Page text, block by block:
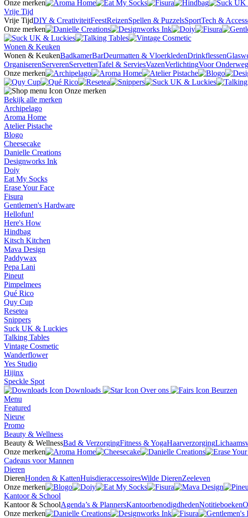
Onze merken
Vrije Tijd
Vrije TijdDIY & CreativiteitFeestReizenSpellen & PuzzelsSportTech &
Onze merken
Wonen & Keuken
Wonen & KeukenBadkamerBarDeurmatten & VloerkledenDrinkflessen
OrganiserenServerenServettenTafel & ServiesVazenVerlichtingVoor Onderweg
Onze merken
Onze merken
Bekijk alle merken
Archipelago
Aroma Home
Atelier Pistache
Blogo
Cheesecake
Danielle Creations
Designworks Ink
Doiy
Eat My Socks
Erase Your Face
Fisura
Gentlemen's Hardware
Hellofun!
Here's How
Hindbag
Kitsch Kitchen
Mava Design
Paddywax
Pepa Lani
Pineut
Pimpelmees
Qué Rico
Quy Cup
Resetea
Snippers
Suck UK & Luckies
Talking Tables
Vintage Cosmetic
Wanderflower
Yes Studio
Hijinx
Speckle Spot
Downloads
Over ons
Beurzen
Menu
Featured
Nieuw
Promo
Beauty & Wellness
Beauty & WellnessBad & VerzorgingFitness & YogaHaarverzorging
Onze merken
Cadeaus voor Mannen
Dieren
DierenHonden & KattenHuisdieraccessoiresWilde DierenZeeleven
Onze merken
Kantoor & School
Kantoor & SchoolAgenda’s & PlannersKantoorbenodigdhedenNotitieboeken
Onze merken